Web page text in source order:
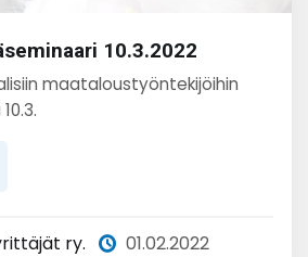
10.3.2022
maataloustyöntekijöihin
ry. 01.02.2022